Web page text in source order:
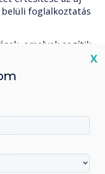
foglalkoztatás
amelyek segítik
mellett ideális
X